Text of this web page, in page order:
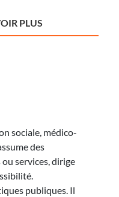
PLUS
sociale, médico-
des
services, dirige
publiques. Il